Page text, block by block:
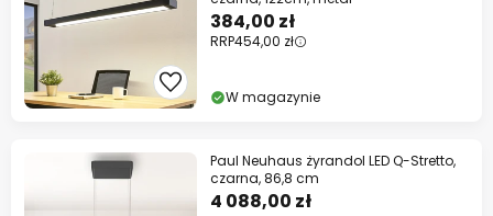
384,00 zł
RRP454,00 zł
W magazynie
Paul Neuhaus żyrandol LED Q-Stretto,
czarna, 86,8 cm
4 088,00 zł